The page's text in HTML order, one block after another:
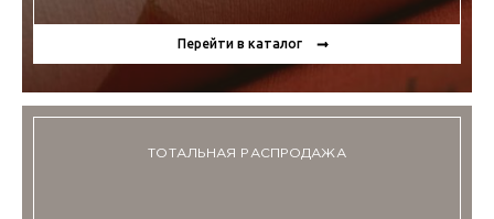
Перейти в каталог
ТОТАЛЬНАЯ РАСПРОДАЖА